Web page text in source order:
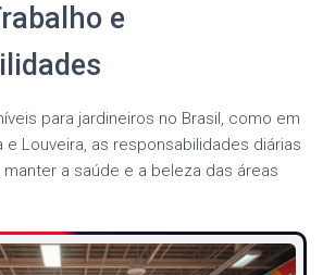
e
para jardineiros no Brasil, como em
e Louveira, as responsabilidades diárias
a saúde e a beleza das áreas